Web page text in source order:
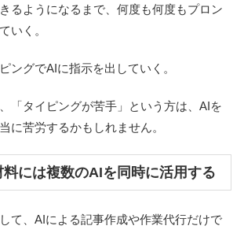
るようになるまで、何度も何度もプロン
いく。
ングでAIに指示を出していく。
「タイピングが苦手」という方は、AIを
に苦労するかもしれません。
には複数のAIを同時に活用する
て、AIによる記事作成や作業代行だけで